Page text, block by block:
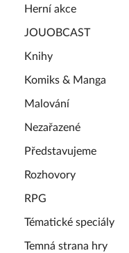
Herní akce
JOUOBCAST
Knihy
Komiks & Manga
Malování
Nezařazené
Představujeme
Rozhovory
RPG
Tématické speciály
Temná strana hry